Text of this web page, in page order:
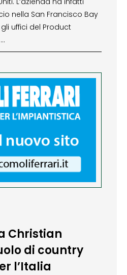
nella San Francisco Bay
uffici del Product
Christian
di country
l’Italia